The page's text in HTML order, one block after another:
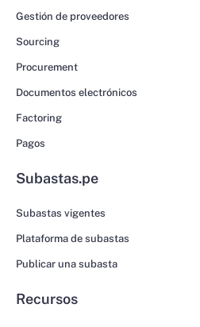
Gestión de proveedores
Sourcing
Procurement
Documentos electrónicos
Factoring
Pagos
Subastas.pe
Subastas vigentes
Plataforma de subastas
Publicar una subasta
Recursos